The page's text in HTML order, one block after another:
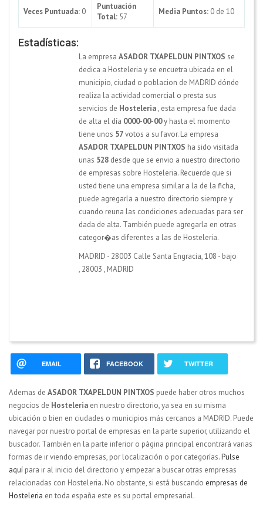
Veces Puntuada: 0
Puntuación
Total: 57
Media Puntos: 0 de 10
Estadísticas:
La empresa ASADOR TXAPELDUN PINTXOS se
dedica a Hosteleria y se encuetra ubicada en el
municipio, ciudad o poblacion de MADRID dónde
realiza la actividad comercial o presta sus
servicios de Hosteleria, esta empresa fue dada
de alta el día 0000-00-00y hasta el momento
tiene unos 57votos a su favor. La empresa
ASADOR TXAPELDUN PINTXOS ha sido visitada
unas 528 desde que se envio a nuestro directorio
de empresas sobre Hosteleria. Recuerde que si
usted tiene una empresa similar a la de la ficha,
puede agregarla a nuestro directorio siempre y
cuando reuna las condiciones adecuadas para ser
dada de alta. También puede agregarla en otras
categor�as diferentes a las de Hosteleria.
MADRID - 28003 Calle Santa Engracia, 108 - bajo
, 28003 , MADRID
EMAIL FACEBOOK TWITTER
Ademas de ASADOR TXAPELDUN PINTXOS puede haber otros muchos
negocios de Hosteleria en nuestro directorio, ya sea en su misma
ubicación o bien en ciudades o municipios más cercanos a MADRID. Puede
navegar por nuestro portal de empresas en la parte superior, utilizando el
buscador. También en la parte inferior o página principal encontrará varias
formas de ir viendo empresas, por localización o por categorías.Pulse
aquí para ir al inicio del directorio y empezar a buscar otras empresas
relacionadas con Hosteleria. No obstante, si está buscando empresas de
Hosteleria en toda españa este es su portal empresarial.